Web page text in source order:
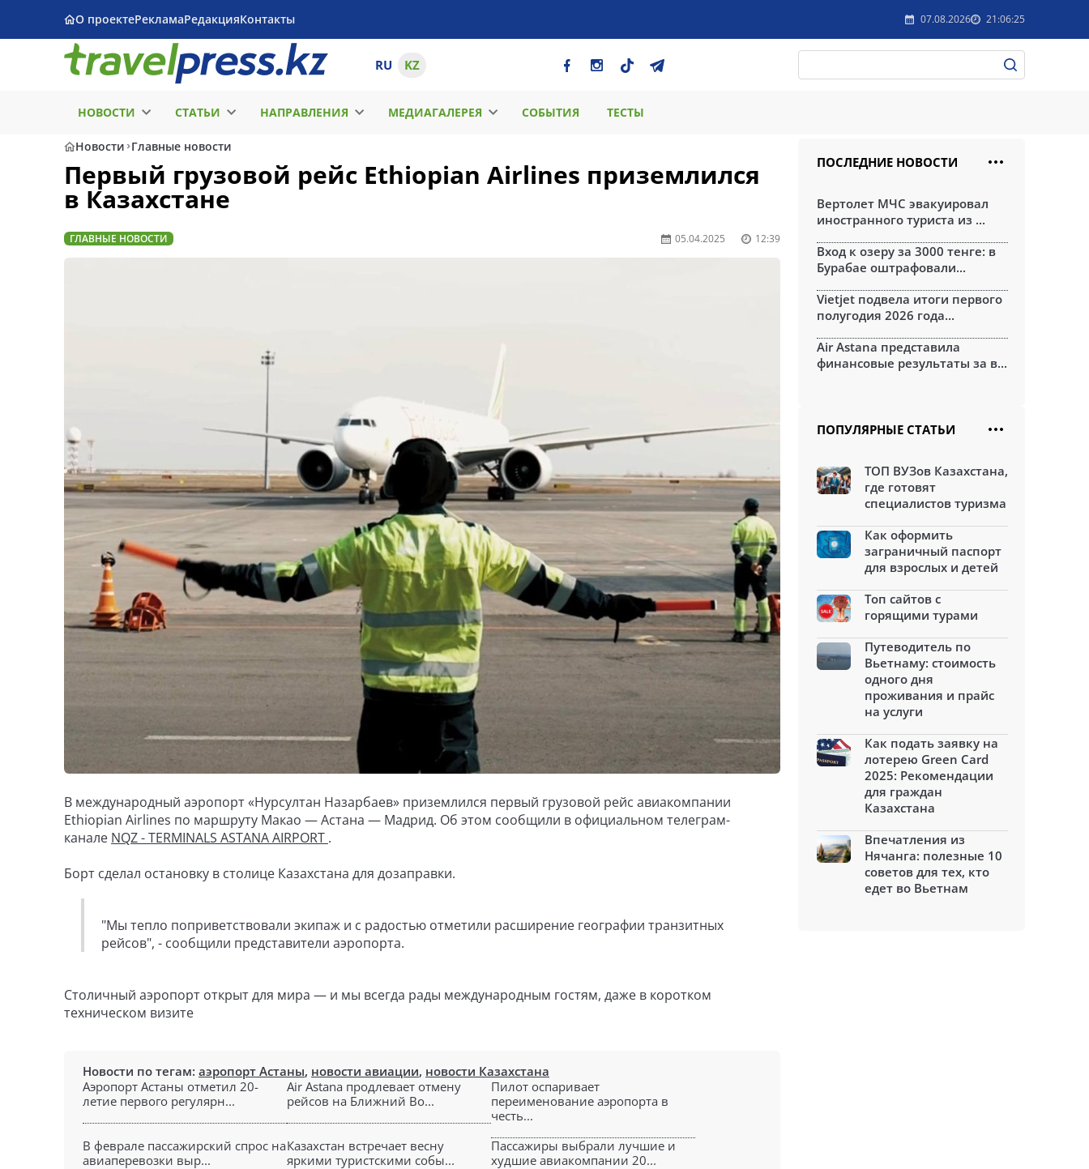
О проектеРекламаРедакцияКонтакты 07.08.2026 21:06:25
RU KZ
НОВОСТИ СТАТЬИ НАПРАВЛЕНИЯ МЕДИАГАЛЕРЕЯ СОБЫТИЯ ТЕСТЫ
Новости Главные новости
Первый грузовой рейс Ethiopian Airlines приземлился
в Казахстане
ГЛАВНЫЕ НОВОСТИ 05.04.2025 12:39
В международный аэропорт «Нурсултан Назарбаев» приземлился первый грузовой рейс авиакомпании
Ethiopian Airlines по маршруту Макао — Астана — Мадрид. Об этом сообщили в официальном телеграм-
канале NQZ - TERMINALS ASTANA AIRPORT .
Борт сделал остановку в столице Казахстана для дозаправки.
"Мы тепло поприветствовали экипаж и с радостью отметили расширение географии транзитных
рейсов", - сообщили представители аэропорта.
Столичный аэропорт открыт для мира — и мы всегда рады международным гостям, даже в коротком
техническом визите
Новости по тегам: аэропорт Астаны, новости авиации, новости Казахстана
Аэропорт Астаны отметил 20-
летие первого регулярн...
Air Astana продлевает отмену
рейсов на Ближний Во...
Пилот оспаривает
переименование аэропорта в
честь...
В феврале пассажирский спрос на
авиаперевозки выр...
Казахстан встречает весну
яркими туристскими собы...
Пассажиры выбрали лучшие и
худшие авиакомпании 20...
ПОСЛЕДНИЕ НОВОСТИ
Вертолет МЧС эвакуировал
иностранного туриста из ...
Вход к озеру за 3000 тенге: в
Бурабае оштрафовали...
Vietjet подвела итоги первого
полугодия 2026 года...
Air Astana представила
финансовые результаты за в...
ПОПУЛЯРНЫЕ СТАТЬИ
ТОП ВУЗов Казахстана,
где готовят
специалистов туризма
Как оформить
заграничный паспорт
для взрослых и детей
Топ сайтов с
горящими турами
Путеводитель по
Вьетнаму: стоимость
одного дня
проживания и прайс
на услуги
Как подать заявку на
лотерею Green Card
2025: Рекомендации
для граждан
Казахстана
Впечатления из
Нячанга: полезные 10
советов для тех, кто
едет во Вьетнам